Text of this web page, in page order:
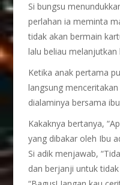
Si bungsu
perlahan ia meminta
tidak akan bermain
lalu beliau melanjutkan
Ketika anak pertama
langsung
dialaminya bersama
Kakaknya bertanya,
yang dibakar oleh Ibu
Si adik menjawab,
dan berjanji untuk